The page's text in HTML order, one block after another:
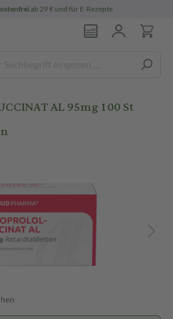
ab 29 € und für E-Rezepte
AL 95mg 100 St